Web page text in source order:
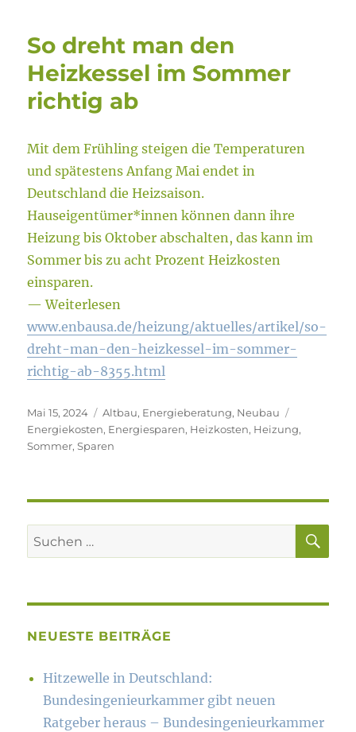
So dreht man den
Heizkessel im Sommer
richtig ab
Mit dem Frühling steigen die Temperaturen
und spätestens Anfang Mai endet in
Deutschland die Heizsaison.
Hauseigentümer*innen können dann ihre
Heizung bis Oktober abschalten, das kann im
Sommer bis zu acht Prozent Heizkosten
einsparen.
— Weiterlesen
www.enbausa.de/heizung/aktuelles/artikel/so-
dreht-man-den-heizkessel-im-sommer-
richtig-ab-8355.html
Veröffentlicht
am
Mai 15, 2024 Kategorien
Altbau, Energieberatung, Neubau
Energiekosten, Energiesparen, Heizkosten, Heizung,
Sommer,Sparen
Suchen
nach:
NEUESTE BEITRÄGE
Hitzewelle in Deutschland:
Bundesingenieurkammer gibt neuen
Ratgeber heraus – Bundesingenieurkammer